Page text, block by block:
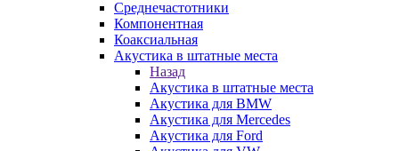
Среднечастотники
Компонентная
Коаксиальная
Акустика в штатные места
Назад
Акустика в штатные места
Акустика для BMW
Акустика для Mercedes
Акустика для Ford